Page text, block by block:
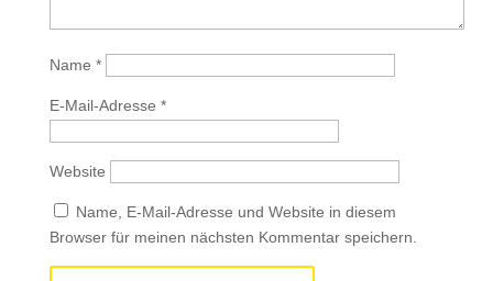
Name *
E-Mail-Adresse *
Website
Name, E-Mail-Adresse und Website in diesem
Browser für meinen nächsten Kommentar speichern.